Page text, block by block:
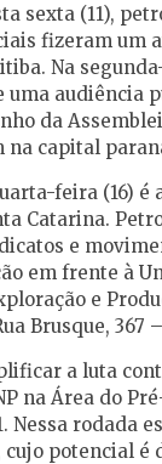
sexta (11),
fizeram um
Na
uma audiência
da
na capital
feira (16) é
Catarina.
e
em frente à
e
Brusque, 367
a luta
na Área do
Nessa rodada
potencial é